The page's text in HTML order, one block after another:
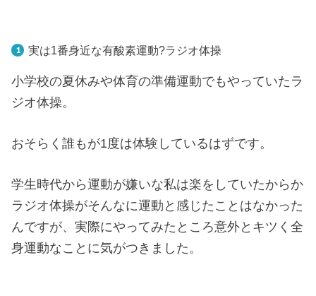
実は1番身近な有酸素運動?ラジオ体操
小学校の夏休みや体育の準備運動でもやっていたラ
ジオ体操。
おそらく誰もが1度は体験しているはずです。
学生時代から運動が嫌いな私は楽をしていたからか
ラジオ体操がそんなに運動と感じたことはなかった
んですが、実際にやってみたところ意外とキツく全
身運動なことに気がつきました。